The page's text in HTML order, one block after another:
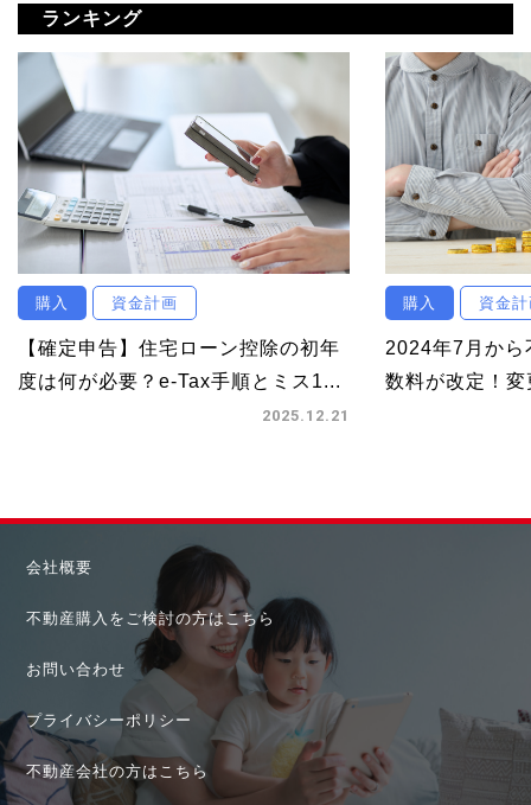
ランキング
購入 資金計画
【確定申告】住宅ローン控除の初年
度は何が必要？e-Tax手順とミス1...
2025.12.21
購入 資金
2024年7月から
数料が改定！
会社概要
不動産購入をご検討の方はこちら
お問い合わせ
プライバシーポリシー
不動産会社の方はこちら